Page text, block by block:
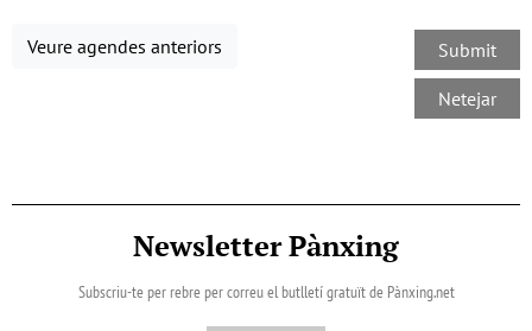
Veure agendes anteriors
Newsletter Pànxing
Subscriu-te per rebre per correu el butlletí gratuït de Pànxing.net​